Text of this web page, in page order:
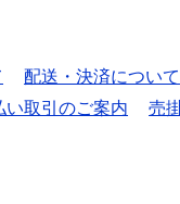
配送・決済について
い取引のご案内 売